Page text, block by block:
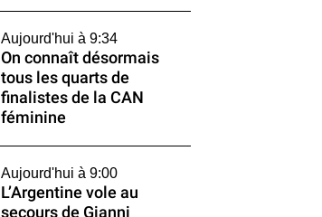
Aujourd'hui à 9:34
On connaît désormais
tous les quarts de
finalistes de la CAN
féminine
Aujourd'hui à 9:00
L’Argentine vole au
secours de Gianni